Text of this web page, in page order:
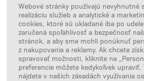
Instagram
Copyright © 2026 SFD
PLATBY SPRACÚVA
Webové stránky používajú nevyhnutné
realizáciu služieb a analytické a
cookies, ktoré sú ukladané iba po
zaručená spoľahlivosť a bezpečnosť
stránok, a aby sme mohli ponúknuť
z nakupovania a reklamy. Ak chcete
spravovať možnosti, kliknite na
preferencie môžete kedykoľvek
nájdete v našich zásadách využívania